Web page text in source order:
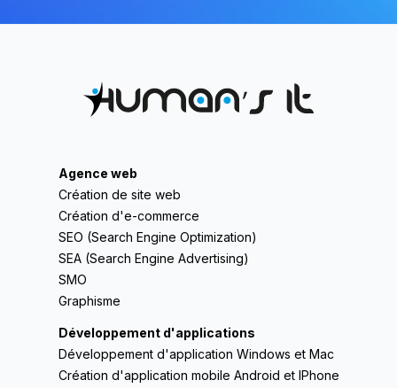
Agence web
Création de site web
Création d'e-commerce
SEO (Search Engine Optimization)
SEA (Search Engine Advertising)
SMO
Graphisme
Développement d'applications
Développement d'application Windows et Mac
Création d'application mobile Android et IPhone